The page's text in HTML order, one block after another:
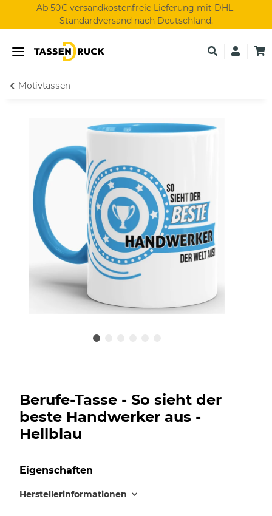
Ab 50€ versandkostenfreie Lieferung mit DHL-
Standardversand nach Deutschland.
Motivtassen
Berufe-Tasse - So sieht der
beste Handwerker aus -
Hellblau
Eigenschaften
Herstellerinformationen